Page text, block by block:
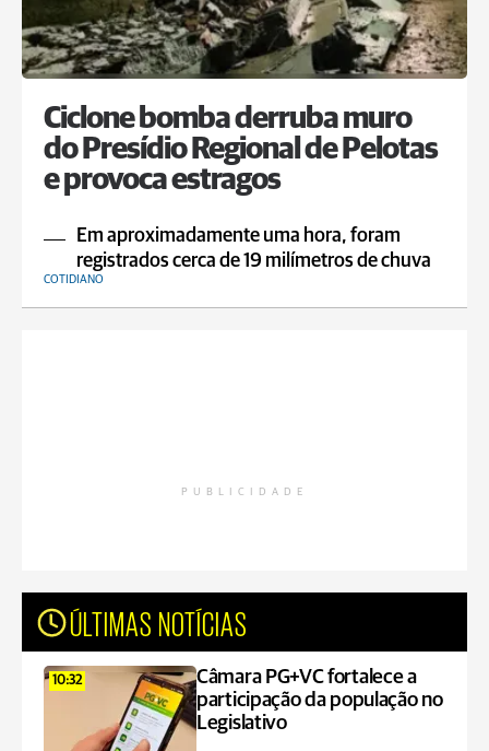
Ciclone bomba derruba muro
do Presídio Regional de Pelotas
e provoca estragos
Em aproximadamente uma hora, foram
registrados cerca de 19 milímetros de chuva
COTIDIANO
PUBLICIDADE
ÚLTIMAS NOTÍCIAS
10:32
Câmara PG+VC fortalece a
participação da população no
Legislativo